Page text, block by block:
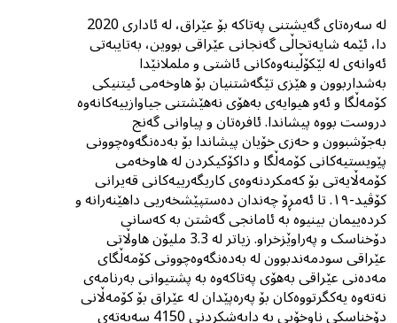
لە سەرەتای گەیشتنی پەتاکە بۆ عێراق، لە ئاداری 2020
دا، ئێمە شایەتحاڵی گەنجانی عێراقی بووین، بەتایبەتی
ئەوانەی لە لێکۆڵینەوەکانی ئاشتی و ململانێدا
بەشداربوون و هێزى تێگەشتنیان بۆ هاوخەمى ئیتنیکى
کۆمەڵگا و ئەو هیوایەى بەهۆى نەهێشتنى جیاوازییەکانەوە
دروست بووە پیشاندا. ئافرەتان و پیاوانی گەنج
بەجۆشبوون و حەزی خۆیان پیشاندا بۆ بەدەنگەوەچوونی
پێویستیەکانی کۆمەڵگا و داکۆکیکردن لە هاوخەمی
کۆمەڵایەتی بۆ کەمکردنەوەی کاریگەرییەکانى قەیرانی
کۆڤید-١٩. تا ئەمڕۆ چەندان دەستپێشخەریی داهێنەرانە و
کردەییمان بینیوە بە ئامانجی گەشتن بە کەسانی
دۆخناسک و پەراوێزخراو. زیاتر لە 3.3 ملیۆن هاوڵاتی
عێراقی سودمەندبوون لە بەدەنگەوەچوونی کۆمەڵگای
مەدەنی عێراقی بەهۆی پەتاکەوە بە پشتیوانی بەرنامەی
نەتەوە یەكگرتووەكان بۆ پەرەپێدان لە عێراق بۆ کۆمەڵانی
دۆخناسکی ناوخۆیی بە دابەشکردنی 4150 سەبەتەی